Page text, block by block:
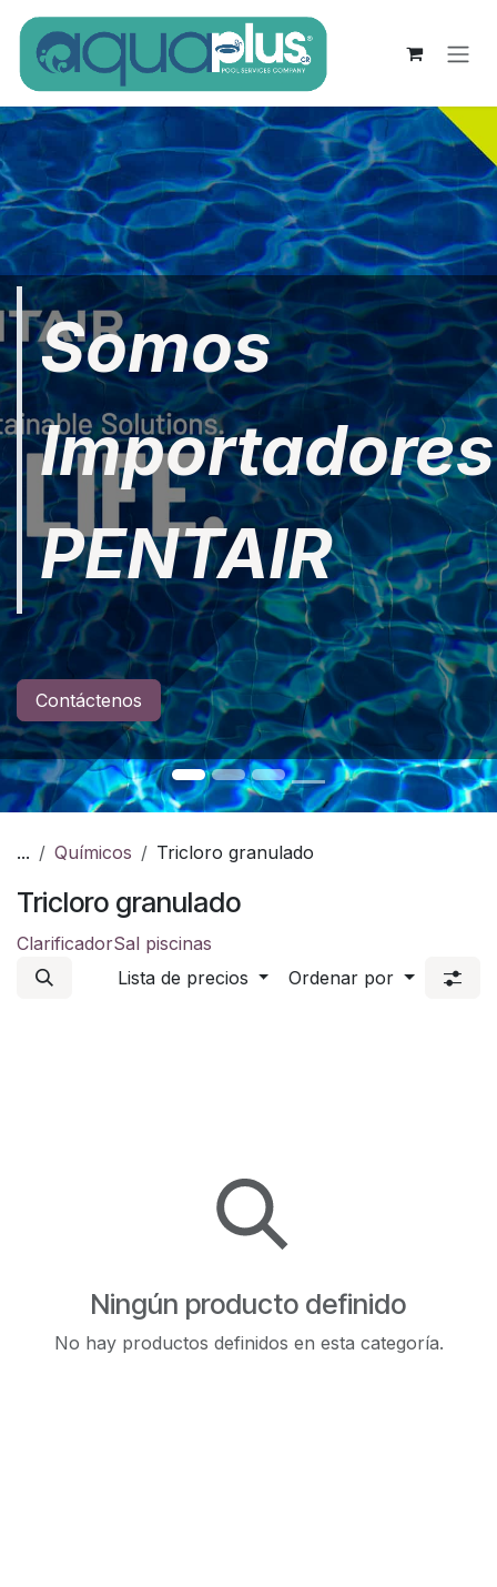
Ir al contenido
Somos
Importadores
PENTAIR
Contáctenos
... Químicos Tricloro granulado
Tricloro granulado
ClarificadorSal piscinas
Lista de precios
Ordenar por
Ningún producto definido
No hay productos definidos en esta categoría.